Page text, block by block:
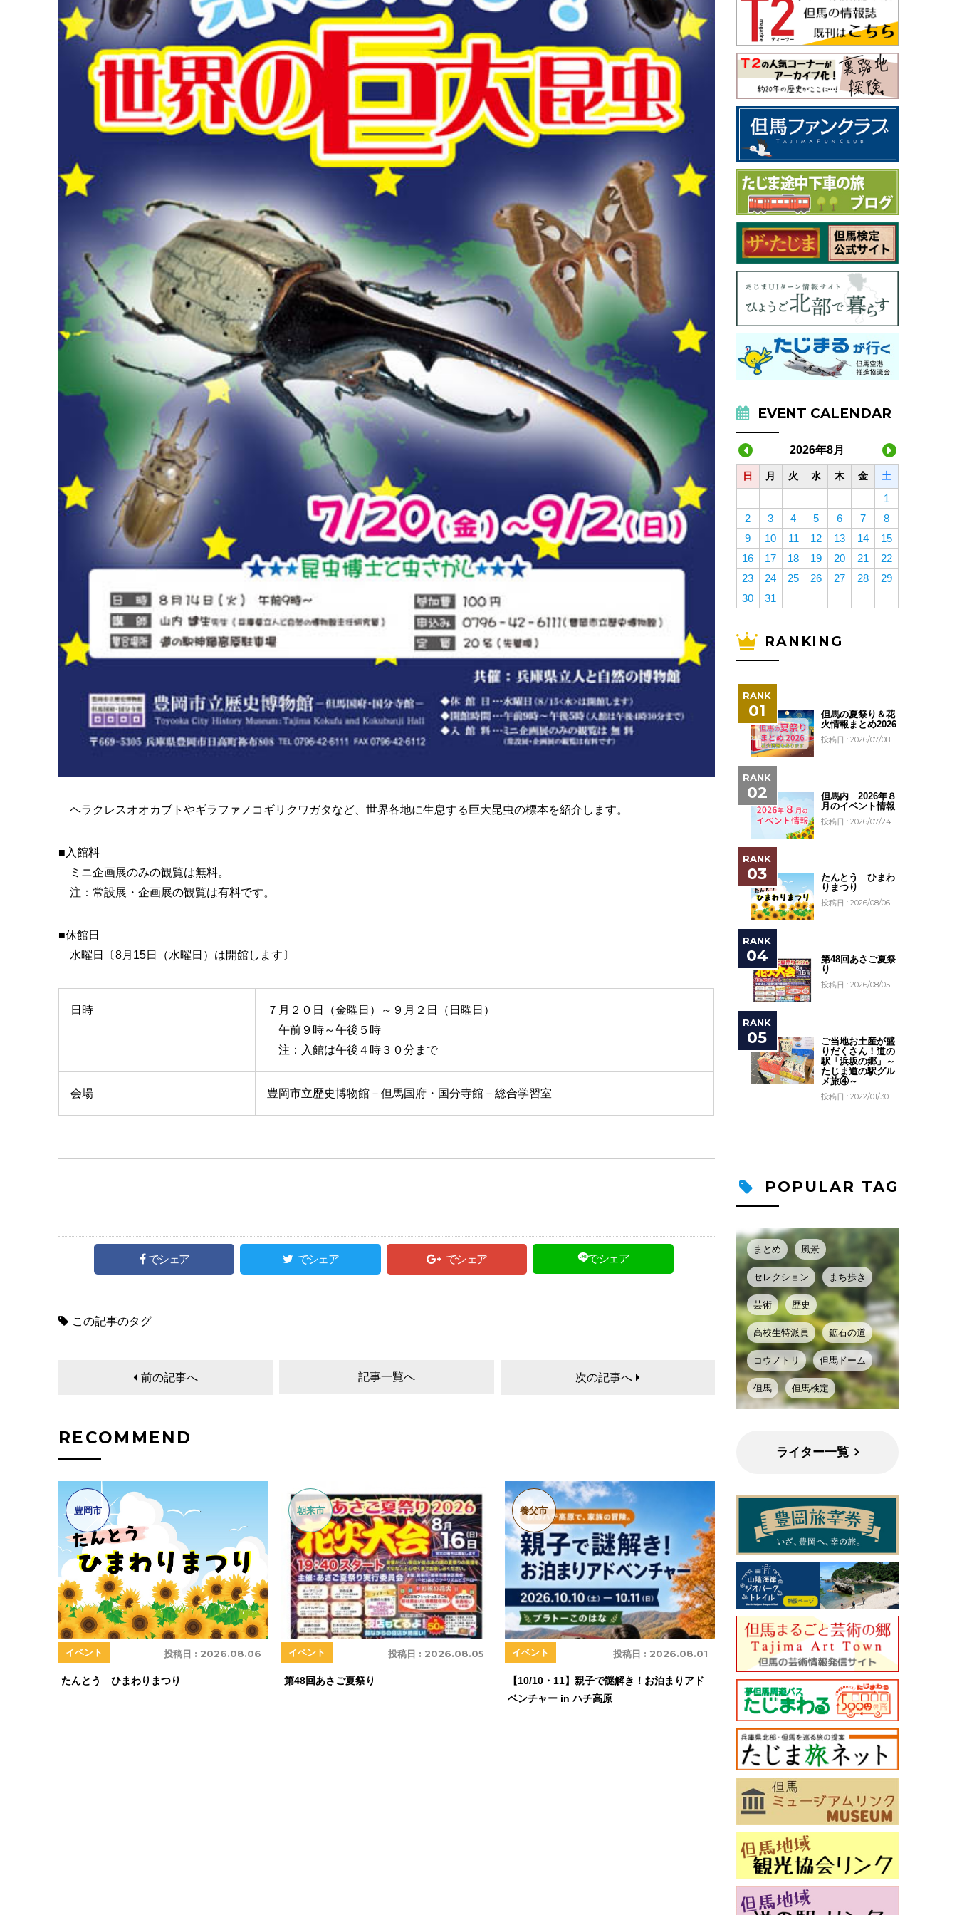
ヘラクレスオオカブトやギラファノコギリクワガタなど、世界各地に生息する巨大昆虫の標本を紹介します。
■入館料
ミニ企画展のみの観覧は無料。
注：常設展・企画展の観覧は有料です。
■休館日
水曜日〔8月15日（水曜日）は開館します〕
日時
７月２０日（金曜日）～９月２日（日曜日）
午前９時～午後５時
注：入館は午後４時３０分まで
会場 豊岡市立歴史博物館－但馬国府・国分寺館－総合学習室
でシェア でシェア でシェア でシェア
この記事のタグ
前の記事へ 記事一覧へ 次の記事へ
RECOMMEND
豊岡市
投稿日 : 2026.08.06
イベント
たんとう ひまわりまつり
朝来市
投稿日 : 2026.08.05
イベント
第48回あさご夏祭り
養父市
投稿日 : 2026.08.01
イベント
【10/10・11】親子で謎解き！お泊まりアド
ベンチャー in ハチ高原
EVENT CALENDAR
2026年8月
日 月 火 水 木 金 土
1
2
3 4 5 6 7
8
9
10 11 12 13 14
15
16
17 18 19 20 21
22
23
24 25 26 27 28
29
30
31
RANKING
但馬の夏祭り＆花
火情報まとめ2026
投稿日 : 2026/07/08
但馬内 2026年８
月のイベント情報
投稿日 : 2026/07/24
たんとう ひまわ
りまつり
投稿日 : 2026/08/06
第48回あさご夏祭
り
投稿日 : 2026/08/05
ご当地お土産が盛
りだくさん！道の
駅「浜坂の郷」～
たじま道の駅グル
メ旅④～
投稿日 : 2022/01/30
POPULAR TAG
まとめ 風景
セレクション まち歩き
芸術 歴史
高校生特派員 鉱石の道
コウノトリ 但馬ドーム
但馬 但馬検定
ライター一覧